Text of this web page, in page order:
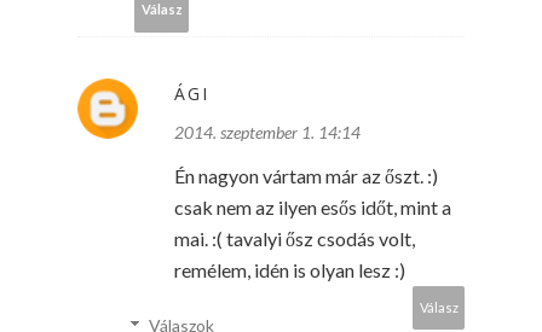
Válasz
ÁGI
2014. szeptember 1. 14:14
Én nagyon vártam már az őszt. :)
csak nem az ilyen esős időt, mint a
mai. :( tavalyi ősz csodás volt,
remélem, idén is olyan lesz :)
Válasz
Válaszok